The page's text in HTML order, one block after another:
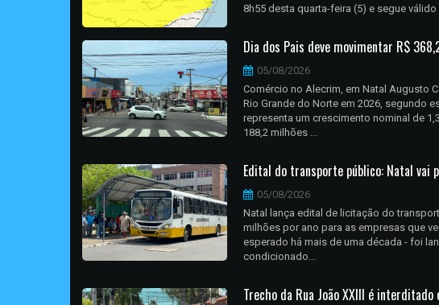
8h55 desta quarta-feira (5) e segue
Dia dos Pais deve movimentar R$
05/08/2026
Comércio no Alecrim, em Natal Augusto
Rio Grande do Norte em 2026, segundo
representa um crescimento nominal de
188,2 milhões ...
Edital do transporte público: Natal vai
05/08/2026
Natal lança edital de licitação do
milhões por ano para as empresas que
esperado há mais de uma década - foi
condicionado...
Trecho da Rua João XXIII é